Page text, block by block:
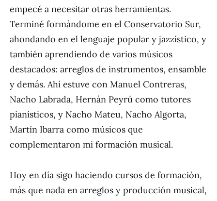
empecé a necesitar otras herramientas.
Terminé formándome en el Conservatorio Sur,
ahondando en el lenguaje popular y jazzístico, y
también aprendiendo de varios músicos
destacados: arreglos de instrumentos, ensamble
y demás. Ahí estuve con Manuel Contreras,
Nacho Labrada, Hernán Peyrú como tutores
pianísticos, y Nacho Mateu, Nacho Algorta,
Martín Ibarra como músicos que
complementaron mi formación musical.
Hoy en día sigo haciendo cursos de formación,
más que nada en arreglos y producción musical,